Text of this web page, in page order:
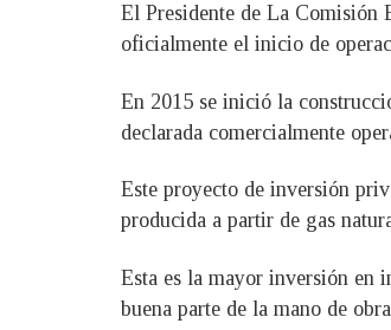
El Presidente de La Comisión
oficialmente el inicio de
En 2015 se inició la
declarada comercialmente
Este proyecto de inversión
producida a partir de gas
Esta es la mayor inversión en
buena parte de la mano de